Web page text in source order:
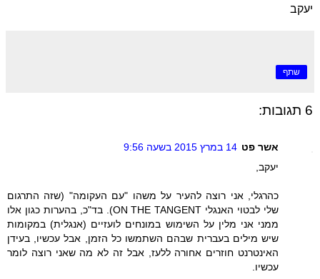
יעקב
שתף
6 תגובות:
אשר פט 14 במרץ 2015 בשעה 9:56
יעקב,
כהרגלי, אני רוצה להעיר על משהו "עם העקומה" (שזה התרגום
שלי לבטוי האנגלי ON THE TANGENT). בד"כ, בהערות כגון אלו
ממני אני מלין על השימוש במונחים לועזיים (אנגלית) במקומות
שיש מילים בעברית שבהם השתמשו כל הזמן, אבל עכשיו, בעידן
האינטרנט חוזרים אחורה ללעז, אבל זה לא מה שאני רוצה לומר
עכשיו.